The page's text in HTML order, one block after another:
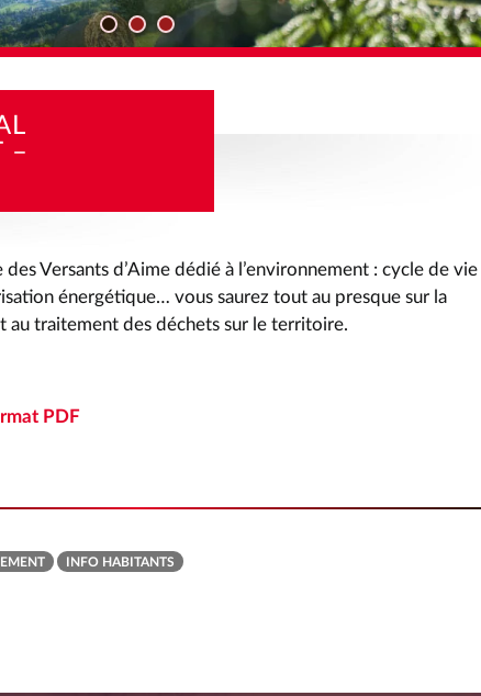
–
Versants d’Aime dédié à l’environnement : cycle de vie
énergétique… vous saurez tout au presque sur la
au traitement des déchets sur le territoire.
PDF
INFO HABITANTS